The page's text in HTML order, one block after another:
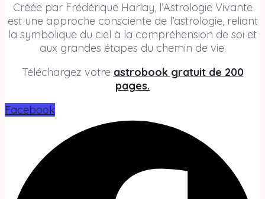
Créée par Frédérique Harlay, l’Astrologie Vivante
est une approche consciente de l’astrologie, reliant
la symbolique du ciel à la compréhension de soi et
aux grandes étapes du chemin de vie.
Téléchargez votre astrobook gratuit de 200
pages.
Facebook